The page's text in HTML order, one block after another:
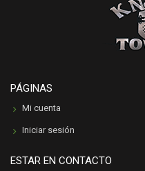
PÁGINAS
Mi cuenta
Iniciar sesión
ESTAR EN CONTACTO